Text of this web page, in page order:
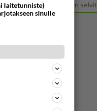
laitetunniste)
sinulle